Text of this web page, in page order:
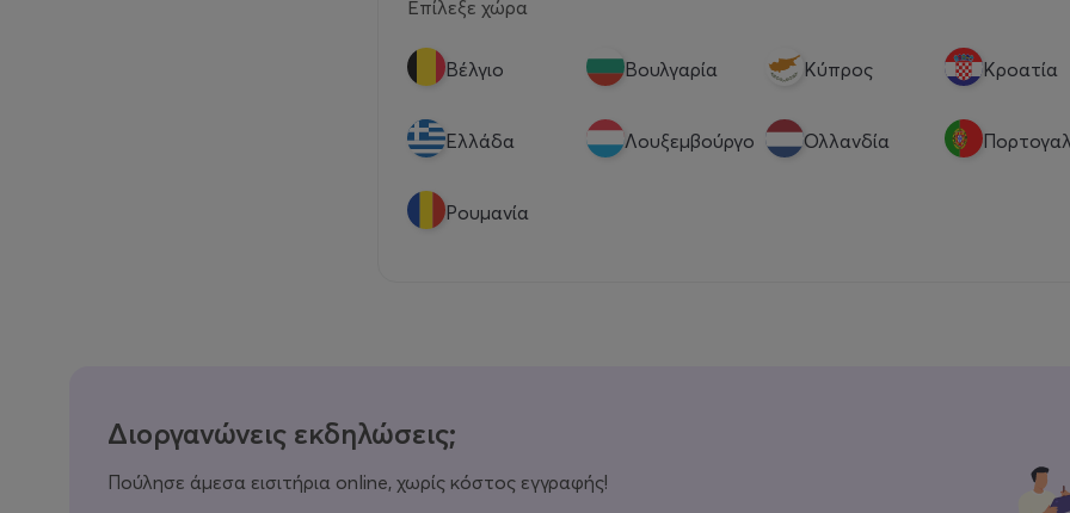
Επίλεξε χώρα
Βέλγιο Βουλγαρία Κύπρος Κροατία
Eλλάδα Λουξεμβούργο Ολλανδία
Ρουμανία
Διοργανώνεις εκδηλώσεις;
Πούλησε άμεσα εισιτήρια online, χωρίς κόστος εγγραφής!